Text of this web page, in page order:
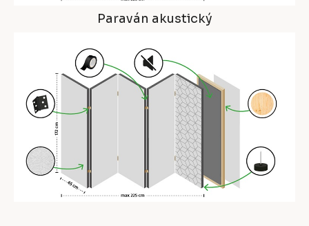
Paraván akustický